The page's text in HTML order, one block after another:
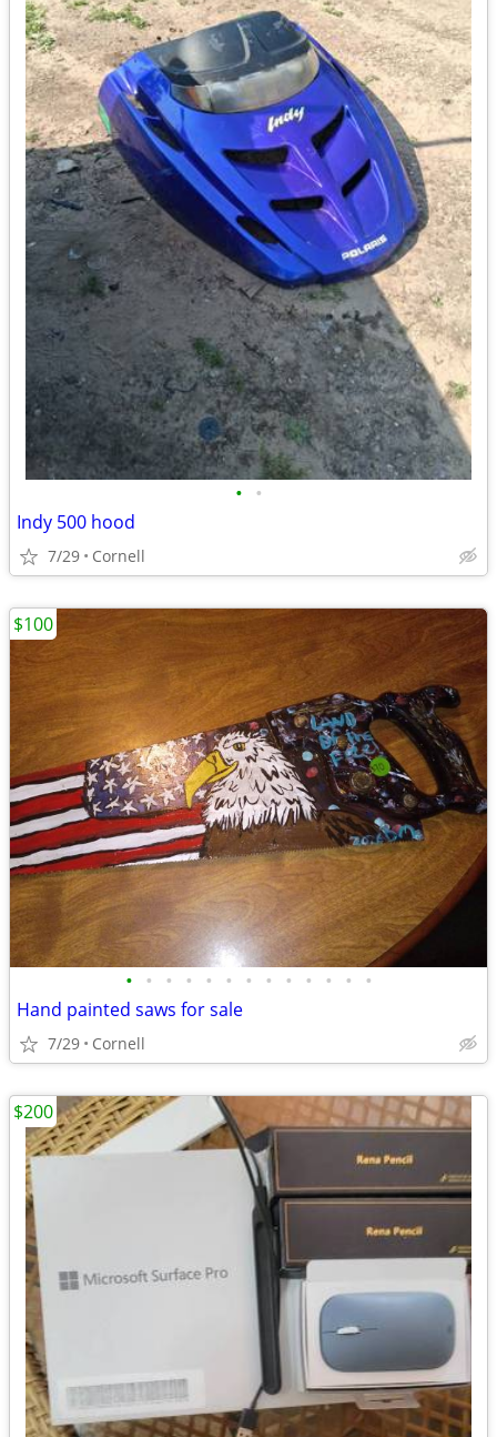
• •
Indy 500 hood
7/29 Cornell
• • • • • • • • • • • • •
Hand painted saws for sale
7/29 Cornell
$100
$200